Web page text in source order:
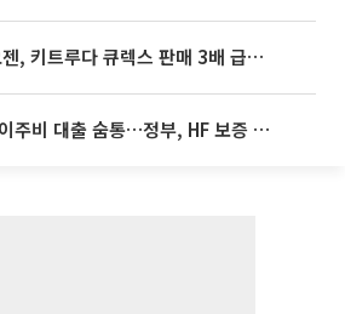
대신證 “알테오젠, 키트루다 큐렉스 판매 3배 급증…목표가 41만원 상향”
재건축·재개발 이주비 대출 숨통…정부, HF 보증 신설 추진